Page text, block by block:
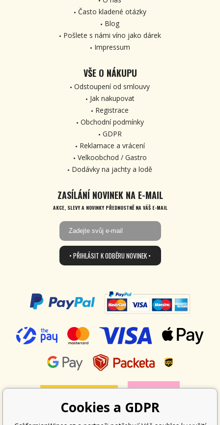
Často kladené otázky
Blog
Pošlete s námi víno jako dárek
Impressum
VŠE O NÁKUPU
Odstoupení od smlouvy
Jak nakupovat
Registrace
Obchodní podmínky
GDPR
Reklamace a vrácení
Velkoobchod / Gastro
Dodávky na jachty a lodě
ZASÍLÁNÍ NOVINEK NA E-MAIL
AKCE, SLEVY A NOVINKY PŘEDNOSTNĚ NA VÁŠ E-MAIL
• PŘIHLÁSIT K ODBĚRU NOVINEK •
Cookies a GDPR